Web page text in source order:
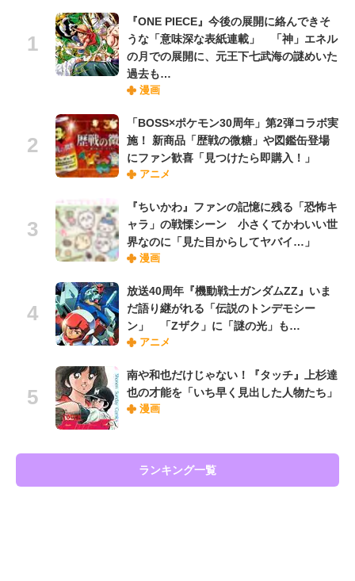
『ONE PIECE』今後の展開に絡んできそ
うな「意味深な表紙連載」 「神」エネル
の月での展開に、元王下七武海の謎めいた
過去も…
漫画
「BOSS×ポケモン30周年」第2弾コラボ実
施！ 新商品「歴戦の微糖」や図鑑缶登場
にファン歓喜「見つけたら即購入！」
アニメ
『ちいかわ』ファンの記憶に残る「恐怖キ
ャラ」の戦慄シーン 小さくてかわいい世
界なのに「見た目からしてヤバイ…」
漫画
放送40周年『機動戦士ガンダムZZ』いま
だ語り継がれる「伝説のトンデモシー
ン」 「Zザク」に「謎の光」も…
アニメ
南や和也だけじゃない！『タッチ』上杉達
也の才能を「いち早く見出した人物たち」
漫画
ランキング一覧